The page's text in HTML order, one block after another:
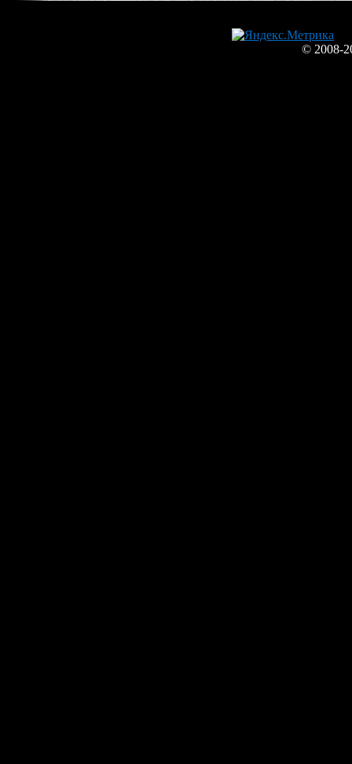
© 2008-